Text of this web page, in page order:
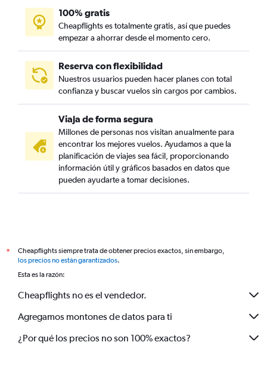
100% gratis
Cheapflights es totalmente gratis, así que puedes
empezar a ahorrar desde el momento cero.
Reserva con flexibilidad
Nuestros usuarios pueden hacer planes con total
confianza y buscar vuelos sin cargos por cambios.
Viaja de forma segura
Millones de personas nos visitan anualmente para
encontrar los mejores vuelos. Ayudamos a que la
planificación de viajes sea fácil, proporcionando
información útil y gráficos basados en datos que
pueden ayudarte a tomar decisiones.
*
Cheapflights siempre trata de obtener precios exactos, sin embargo,
los precios no están garantizados.
Esta es la razón:
Cheapflights no es el vendedor.
Agregamos montones de datos para ti
¿Por qué los precios no son 100% exactos?